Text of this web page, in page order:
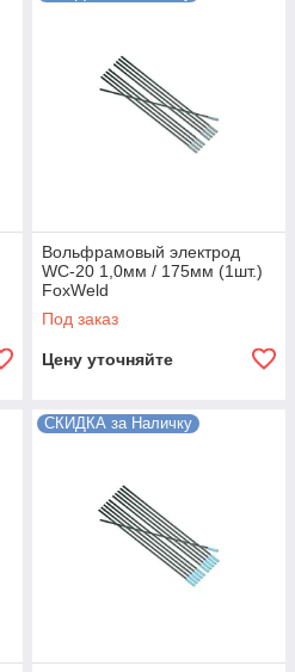
Вольфрамовый электрод
WC-20 1,0мм / 175мм (1шт.)
FoxWeld
Под заказ
Цену уточняйте
СКИДКА за Наличку